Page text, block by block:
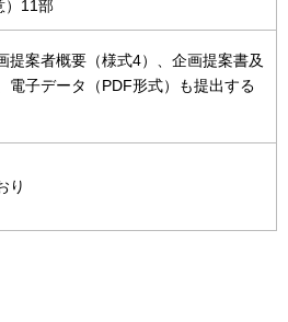
）11部
提案者概要（様式4）、企画提案書及
電子データ（PDF形式）も提出する
り